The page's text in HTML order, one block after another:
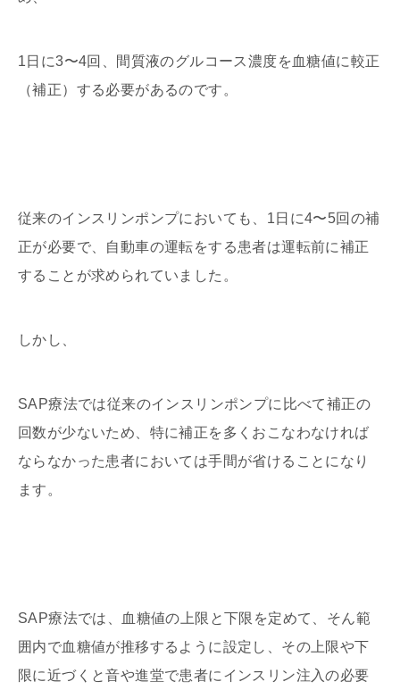
1日に3〜4回、間質液のグルコース濃度を血糖値に較正
（補正）する必要があるのです。
従来のインスリンポンプにおいても、1日に4〜5回の補
正が必要で、自動車の運転をする患者は運転前に補正
することが求められていました。
しかし、
SAP療法では従来のインスリンポンプに比べて補正の
回数が少ないため、特に補正を多くおこなわなければ
ならなかった患者においては手間が省けることになり
ます。
SAP療法では、血糖値の上限と下限を定めて、そん範
囲内で血糖値が推移するように設定し、その上限や下
限に近づくと音や進堂で患者にインスリン注入の必要